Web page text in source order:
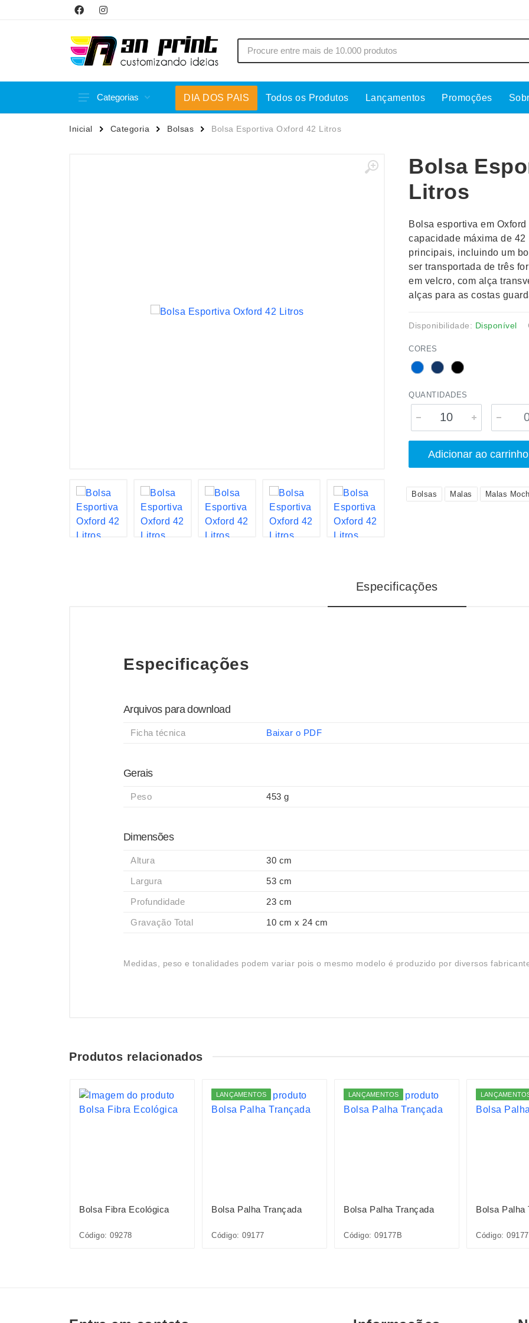
Categorias
Acessórios p/ Celular
Canecas
Cuidados Pessoais
Esporte e Jogos
Fones de
Guarda-
Kit
Kit Queijo
Lanternas
DIA DOS PAIS Todos os Produtos Lançamentos Promoções
Inicial Categoria Bolsas Bolsa Esportiva Oxford 42 Litros
Bolsa
Litros
Bolsa esportiva em
capacidade máxima de
principais, incluindo um
ser transportada de três
em velcro, com alça
alças para as costas
Disponibilidade: Disponível
CORES
QUANTIDADES
Adicionar ao carrinho
Bolsas Malas Malas
Especificações
Especificações
Arquivos para download
Ficha técnica Baixar o PDF
Gerais
Peso 453 g
Dimensões
Altura 30 cm
Largura 53 cm
Profundidade 23 cm
Gravação Total 10 cm x 24 cm
Medidas, peso e tonalidades podem variar pois o mesmo modelo é produzido por diversos
Produtos relacionados
Bolsa Fibra Ecológica
Código: 09278
LANÇAMENTOS
Bolsa Palha Trançada
Código: 09177
LANÇAMENTOS
Bolsa Palha Trançada
Código: 09177B
Bolsa Palha
Código: